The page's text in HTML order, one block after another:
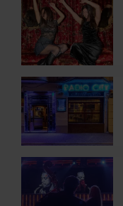
in
València
Jazz
op
woensdag
in
het
Restaurant
Alegal
van
Valencia
"Funked
Up
Sundaze
Jam"
jamsessie
in
Valencia
Drie
plannen
om